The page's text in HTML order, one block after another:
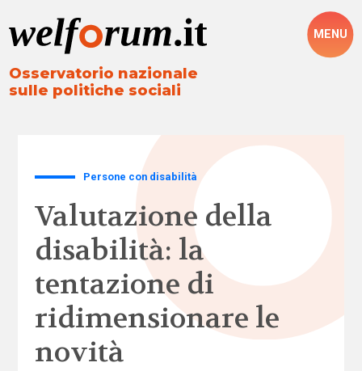
Osservatorio nazionale
sulle politiche sociali
MENU
Persone con disabilità
Valutazione della
disabilità: la
tentazione di
ridimensionare le
novità